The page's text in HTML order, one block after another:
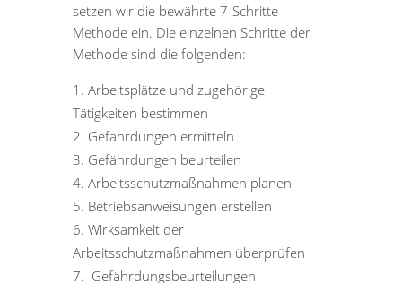
setzen wir die bewährte 7-Schritte-
Methode ein. Die einzelnen Schritte der
Methode sind die folgenden:
Arbeitsplätze und zugehörige
Tätigkeiten bestimmen
Gefährdungen ermitteln
Gefährdungen beurteilen
Arbeitsschutzmaßnahmen planen
Betriebsanweisungen erstellen
Wirksamkeit der
Arbeitsschutzmaßnahmen überprüfen
Gefährdungsbeurteilungen